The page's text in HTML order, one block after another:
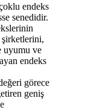
endeks
senedidir.
şirketlerini,
uyumu ve
endeks
görece
geniş